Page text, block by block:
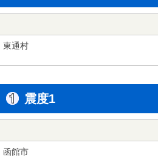
東通村
震度1
函館市